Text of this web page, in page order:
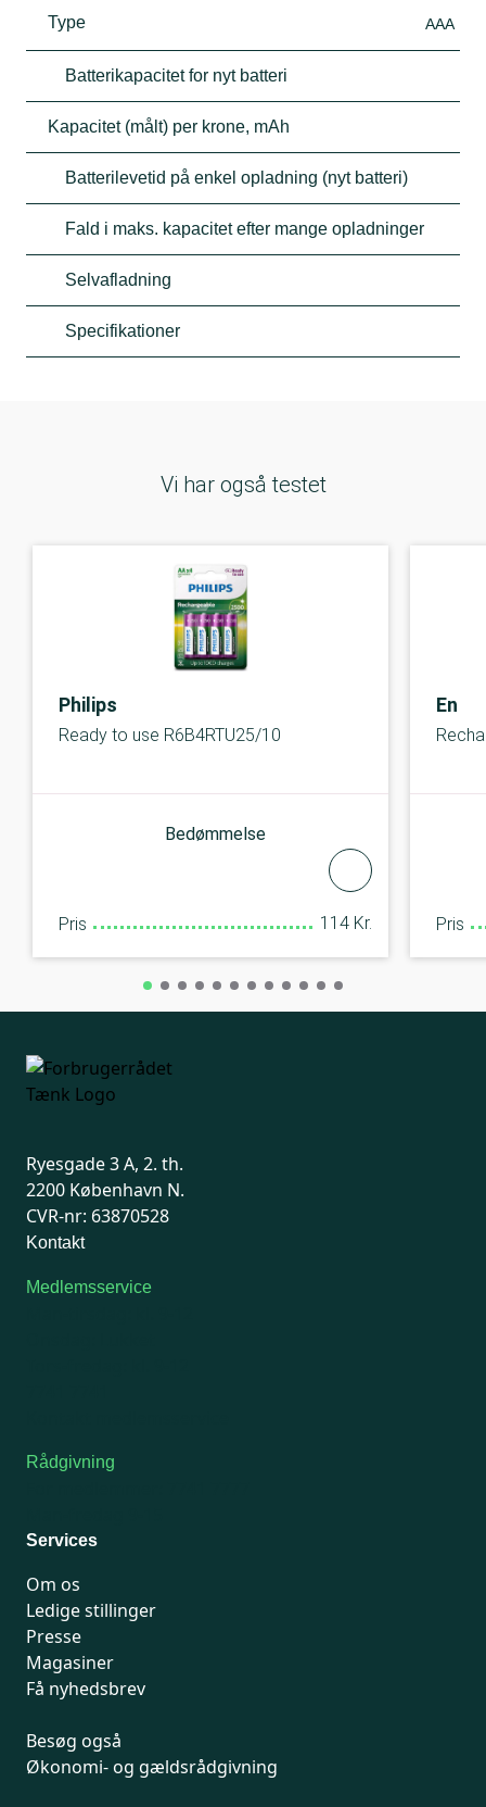
Type AAA
Batterikapacitet for nyt batteri
Kapacitet (målt) per krone, mAh
Batterilevetid på enkel opladning (nyt batteri)
Fald i maks. kapacitet efter mange opladninger
Selvafladning
Specifikationer
Vi har også testet
Philips
Ready to use R6B4RTU25/10
Bedømmelse
Pris 114 Kr. Pris
Ryesgade 3 A, 2. th.
2200 København N.
CVR-nr: 63870528
Kontakt
Medlemsservice
Rådgivning
Services
Om os
Ledige stillinger
Presse
Magasiner
Få nyhedsbrev
Besøg også
Økonomi- og gældsrådgivning